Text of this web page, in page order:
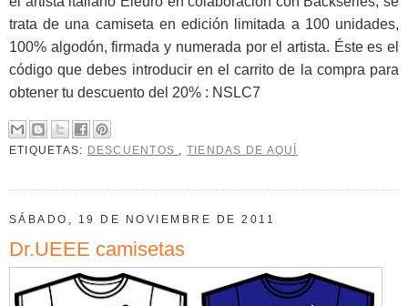
trata de una camiseta en edición limitada a 100 unidades,
100% algodón, firmada y numerada por el artista. Éste es el
código que debes introducir en el carrito de la compra para
obtener tu descuento del 20% : NSLC7
ETIQUETAS: DESCUENTOS , TIENDAS DE AQUÍ
SÁBADO, 19 DE NOVIEMBRE DE 2011
Dr.UEEE camisetas